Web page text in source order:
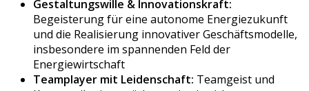
Gestaltungswille & Innovationskraft:
Begeisterung für eine autonome Energiezukunft
und die Realisierung innovativer Geschäftsmodelle,
insbesondere im spannenden Feld der
Energiewirtschaft
Teamplayer mit Leidenschaft: Teamgeist und